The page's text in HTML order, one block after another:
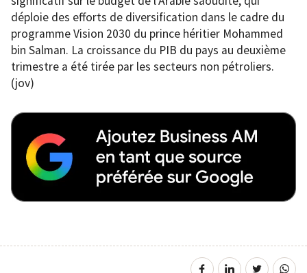
déploie des efforts de diversification dans le cadre du
programme Vision 2030 du prince héritier Mohammed
bin Salman. La croissance du PIB du pays au deuxième
trimestre a été tirée par les secteurs non pétroliers.
(jov)